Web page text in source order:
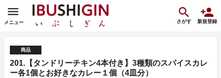
メニュー さがす 新規登録
商品
201.【タンドリーチキン4本付き】3種類のスパイスカレ
ー各1個とお好きなカレー１個（4皿分）